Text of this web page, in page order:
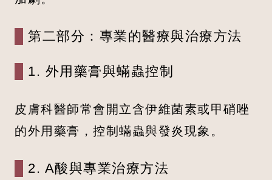
第二部分：專業的醫療與治療方法
1. 外用藥膏與蟎蟲控制
皮膚科醫師常會開立含伊維菌素或甲硝唑
的外用藥膏，控制蟎蟲與發炎現象。
2. A酸與專業治療方法